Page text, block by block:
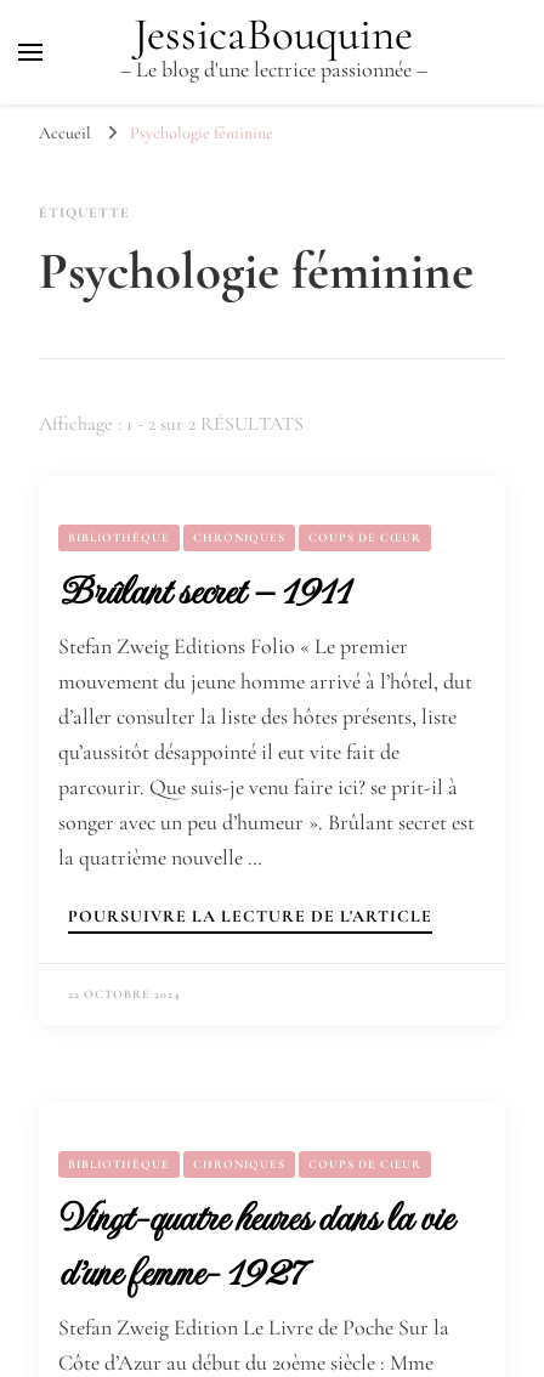
JessicaBouquine
– Le blog d'une lectrice passionnée –
Accueil Psychologie féminine
ÉTIQUETTE
Psychologie féminine
Affichage : 1 - 2 sur 2 RÉSULTATS
BIBLIOTHÈQUE CHRONIQUES COUPS DE CŒUR
Brûlant secret – 1911
Stefan Zweig Editions Folio « Le premier
mouvement du jeune homme arrivé à l’hôtel, dut
d’aller consulter la liste des hôtes présents, liste
qu’aussitôt désappointé il eut vite fait de
parcourir. Que suis-je venu faire ici? se prit-il à
songer avec un peu d’humeur ». Brûlant secret est
la quatrième nouvelle …
POURSUIVRE LA LECTURE DE L'ARTICLE
22 OCTOBRE 2024
BIBLIOTHÈQUE CHRONIQUES COUPS DE CŒUR
Vingt-quatre heures dans la vie
d’une femme- 1927
Stefan Zweig Edition Le Livre de Poche Sur la
Côte d’Azur au début du 20ème siècle : Mme